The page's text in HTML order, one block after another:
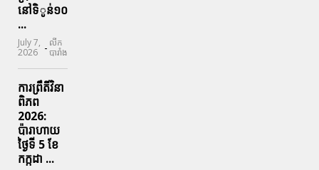
នៅទិូន់១០
...
July 7,
2026 - លីក
បារាំង
ការព្រឹតិ៍វិនា
ពិភព
2026:
ប៉ារាហាយ
ថ្ងៃទី 5 ខែ
កក្កដា ...